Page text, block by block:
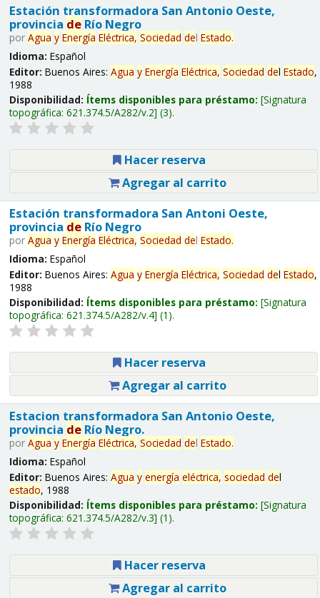
Estación transformadora San Antonio Oeste,
provincia deRío Negro
por Agua y Energía Eléctrica, Sociedad del Estado.
Idioma: Español
Editor: Buenos Aires: Agua y Energía Eléctrica, Sociedad del Estado,
1988
Disponibilidad: Ítems disponibles para préstamo: Signatura
topográfica: 621.374.5/A282/v.2 (3).
Hacer reserva
Agregar al carrito
Estación transformadora San Antoni Oeste,
provincia deRío Negro
por Agua y Energía Eléctrica, Sociedad del Estado.
Idioma: Español
Editor: Buenos Aires: Agua y Energía Eléctrica, Sociedad del Estado,
1988
Disponibilidad: Ítems disponibles para préstamo: Signatura
topográfica: 621.374.5/A282/v.4 (1).
Hacer reserva
Agregar al carrito
Estacion transformadora San Antonio Oeste,
provincia deRío Negro.
por Agua y Energía Eléctrica, Sociedad del Estado.
Idioma: Español
Editor: Buenos Aires: Agua y energía eléctrica, sociedad del
estado, 1988
Disponibilidad: Ítems disponibles para préstamo: Signatura
topográfica: 621.374.5/A282/v.3 (1).
Hacer reserva
Agregar al carrito